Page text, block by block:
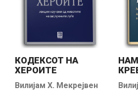
КОДЕКСОТ НА
ХЕРОИТЕ
Вилијам Х. Мекрејвен